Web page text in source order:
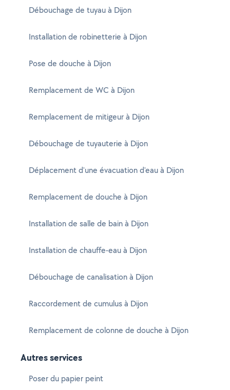
Débouchage de tuyau à Dijon
Installation de robinetterie à Dijon
Pose de douche à Dijon
Remplacement de WC à Dijon
Remplacement de mitigeur à Dijon
Débouchage de tuyauterie à Dijon
Déplacement d'une évacuation d'eau à Dijon
Remplacement de douche à Dijon
Installation de salle de bain à Dijon
Installation de chauffe-eau à Dijon
Débouchage de canalisation à Dijon
Raccordement de cumulus à Dijon
Remplacement de colonne de douche à Dijon
Autres services
Poser du papier peint